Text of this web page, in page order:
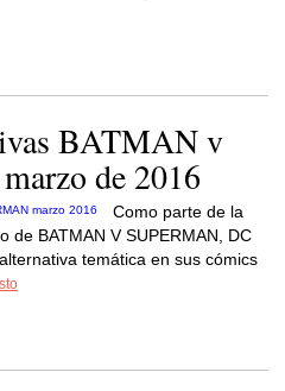
BATMAN v
de 2016
Como parte de la
de BATMAN V SUPERMAN, DC
temática en sus cómics